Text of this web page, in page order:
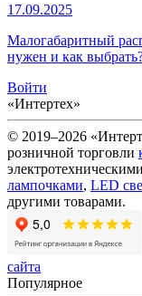
17.09.2025
Малогабаритный
нужен и как
Войти
«Интертех»
© 2019–2026
розничной торговли
лампочками, LED
другими товарами.
сайта
Популярное